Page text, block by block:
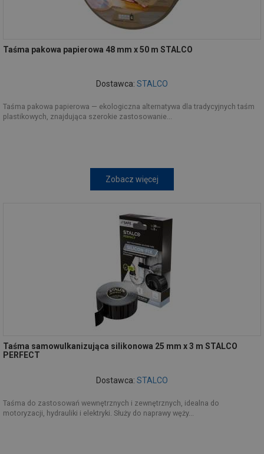
Taśma pakowa papierowa 48 mm x 50 m STALCO
Dostawca: STALCO
Taśma pakowa papierowa — ekologiczna alternatywa dla tradycyjnych taśm
plastikowych, znajdująca szerokie zastosowanie...
Zobacz więcej
Taśma samowulkanizująca silikonowa 25 mm x 3 m STALCO
PERFECT
Dostawca: STALCO
Taśma do zastosowań wewnętrznych i zewnętrznych, idealna do
motoryzacji, hydrauliki i elektryki. Służy do naprawy węży...